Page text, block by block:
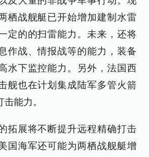
栖战舰艇已开始增加建制水雷
定的的扫雷能力。未来，还将
作战、情报战等的能力，装备
水下监控能力。另外，法国西
舰也在计划集成陆军多管火箭
能力。
拓展将不断提升远程精确打击
国海军还可能为两栖战舰艇增